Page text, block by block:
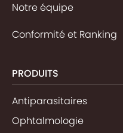
Notre équipe
Conformité et Ranking
PRODUITS
Antiparasitaires
Ophtalmologie